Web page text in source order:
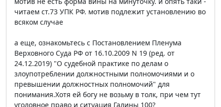
читаем ст.73 УПК РФ. мотив подлежит установлению во
всяком случае
а еще, ознакомьтесь с Постановлением Пленума
Верховного Суда РФ от 16.10.2009 N 19 (ред. от
24.12.2019) "О судебной практике по делам о
злоупотреблении должностными полномочиями и о
превышении должностных полномочий" для
понимания.Хотя ей богу не возьму в толк, при чем тут
уголовное право и ситуация Галины 100?